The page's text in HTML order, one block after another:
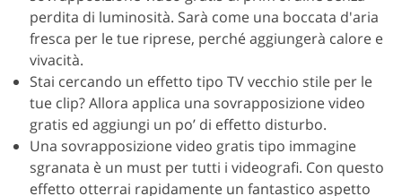
perdita di luminosità. Sarà come una boccata d'aria
fresca per le tue riprese, perché aggiungerà calore e
vivacità.
Stai cercando un effetto tipo TV vecchio stile per le
tue clip? Allora applica una sovrapposizione video
gratis ed aggiungi un po’ di effetto disturbo.
Una sovrapposizione video gratis tipo immagine
sgranata è un must per tutti i videografi. Con questo
effetto otterrai rapidamente un fantastico aspetto